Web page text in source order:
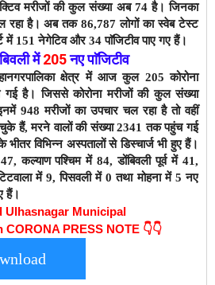
मरीजों की कुल संख्या अब 74 है। जिनका
रहा है। अब तक 86,787 लोगों का स्वेब टेस्ट
में 151 नेगेटिव और 34 पाॅजिटीव पाए गए हैं।
में 205नएपाॅजिटीव
क्षेत्र में आज कुल 205 कोरोना
गई है। जिससे कोरोना मरीजों की कुल संख्या
948 मरीजों का उपचार चल रहा है तो वहीं
चुके हैं,मरने वालों की संख्या 2341 तक पहुंच गई
विभिन्न अस्पतालों से डिस्चार्ज भी हुए हैं।
कल्याण पश्चिम में 84, डोंबिवली पूर्व में 41,
में 9, पिसवली में 0 तथा मोहना में 5 नए
हैं।
Ulhasnagar Municipal
PRESS NOTE 👇👇